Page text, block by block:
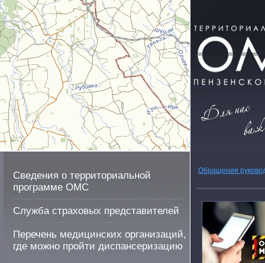
Сведения о территориальной
программе ОМС
Служба страховых представителей
Перечень медицинских организаций,
где можно пройти диспансеризацию
Обращения